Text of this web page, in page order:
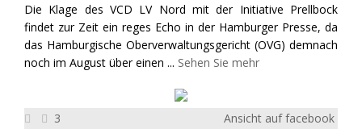
Die Klage des VCD LV Nord mit der Initiative Prellbock
findet zur Zeit ein reges Echo in der Hamburger Presse, da
das Hamburgische Oberverwaltungsgericht (OVG) demnach
noch im August über einen ... Sehen Sie mehr
3 Ansicht auf facebook